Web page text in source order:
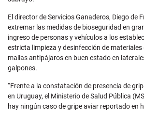
El director de Servicios Ganaderos, Diego de
extremar las medidas de bioseguridad en
ingreso de personas y vehículos a los
estricta limpieza y desinfección de
mallas antipájaros en buen estado en
galpones.
“Frente a la constatación de presencia de
en Uruguay, el Ministerio de Salud Pública
hay ningún caso de gripe aviar reportado en